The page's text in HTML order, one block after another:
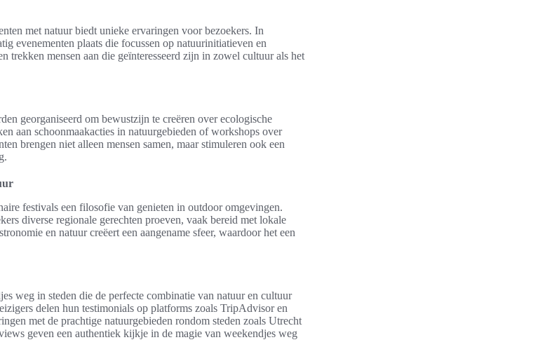
met natuur biedt unieke ervaringen voor bezoekers. In
evenementen plaats die focussen op natuurinitiatieven en
trekken mensen aan die geïnteresseerd zijn in zowel cultuur als het
georganiseerd om bewustzijn te creëren over ecologische
aan schoonmaakacties in natuurgebieden of workshops over
brengen niet alleen mensen samen, maar stimuleren ook een
festivals een filosofie van genieten in outdoor omgevingen.
diverse regionale gerechten proeven, vaak bereid met lokale
en natuur creëert een aangename sfeer, waardoor het een
weg in steden die de perfecte combinatie van natuur en cultuur
delen hun testimonials op platforms zoals TripAdvisor en
met de prachtige natuurgebieden rondom steden zoals Utrecht
geven een authentiek kijkje in de magie van weekendjes weg